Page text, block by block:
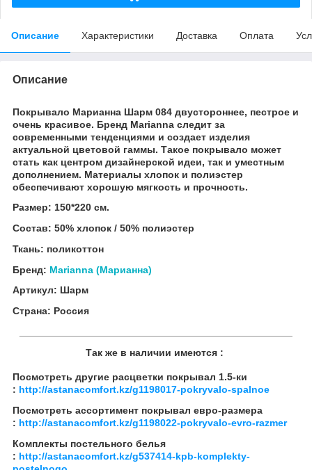
Описание Характеристики Доставка Оплата
Описание
Покрывало Марианна Шарм 084 двустороннее, пестрое и
очень красивое. Бренд Marianna следит за
современными тенденциями и создает изделия
актуальной цветовой гаммы. Такое покрывало может
стать как центром дизайнерской идеи, так и уместным
дополнением. Материалы хлопок и полиэстер
обеспечивают хорошую мягкость и прочность.
Размер: 150*220 см.
Состав: 50% хлопок / 50% полиэстер
Ткань: поликоттон
Бренд: Marianna (Марианна)
Артикул: Шарм
Страна: Россия
Так же в наличии имеются :
Посмотреть другие расцветки покрывал 1.5-ки
: http://astanacomfort.kz/g1198017-pokryvalo-spalnoe
Посмотреть ассортимент покрывал евро-размера
: http://astanacomfort.kz/g1198022-pokryvalo-evro-razmer
Комплекты постельного белья
: http://astanacomfort.kz/g537414-kpb-komplekty-